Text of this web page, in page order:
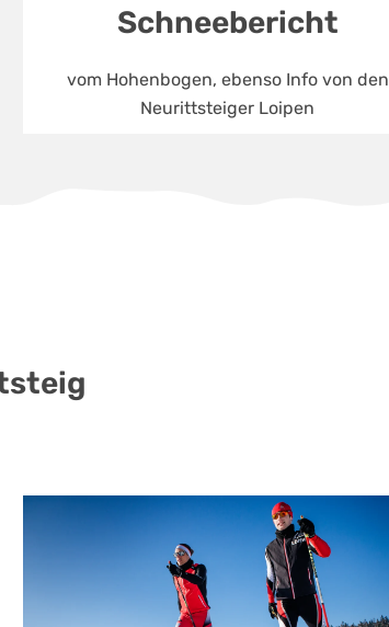
Schneebericht
vom Hohenbogen, ebenso Info von den
Neurittsteiger Loipen